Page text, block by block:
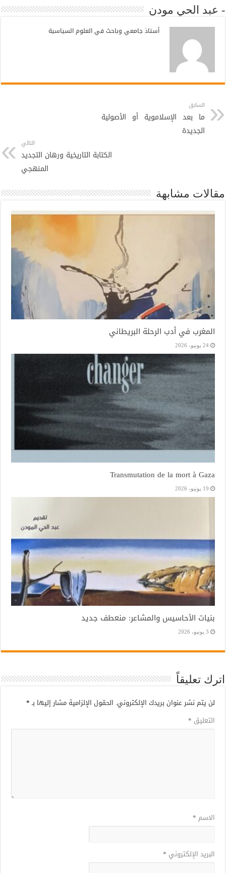
- عبد الحي مودن
أستاذ جامعي وباحث في العلوم السياسية
السابق
ما بعد الإسلاموية أو الأصولية
الجديدة
التالي
الكتابة التاريخية ورهان التجديد
المنهجي
مقالات مشابهة
المغرب في أدب الرحلة البريطاني
24 يونيو، 2026
Transmutation de la mort à Gaza
19 يونيو، 2026
بنيات الأحاسيس والمشاعر: منعطف جديد
3 يونيو، 2026
اترك تعليقاً
لن يتم نشر عنوان بريدك الإلكتروني. الحقول الإلزامية مشار إليها بـ *
التعليق *
الاسم *
البريد الإلكتروني *